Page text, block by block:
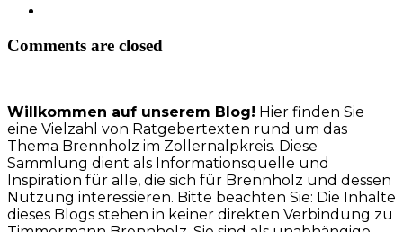
Comments are closed
Willkommen auf unserem Blog! Hier finden Sie
eine Vielzahl von Ratgebertexten rund um das
Thema Brennholz im Zollernalpkreis. Diese
Sammlung dient als Informationsquelle und
Inspiration für alle, die sich für Brennholz und dessen
Nutzung interessieren. Bitte beachten Sie: Die Inhalte
dieses Blogs stehen in keiner direkten Verbindung zu